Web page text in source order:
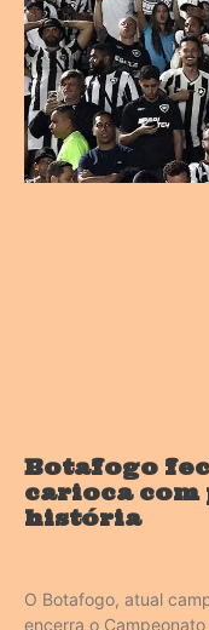
Botafogo
carioca com
história
O Botafogo, atual
encerra o